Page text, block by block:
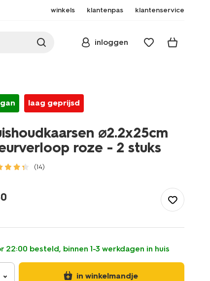
winkels klantenpas klantenservice
inloggen
laag geprijsd
⌀2.2x25cm
roze - 2 stuks
(14)
wonen/kaarsen/dinerkaarsen/huishoudkaarsen-
22:00 besteld, binnen 1-3 werkdagen in huis
in winkelmandje